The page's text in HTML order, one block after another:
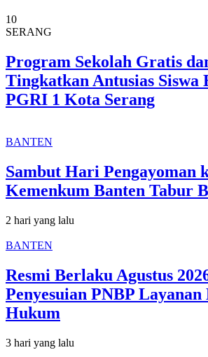
10
SERANG
Program Sekolah Gratis
Tingkatkan Antusias Siswa
PGRI 1 Kota Serang
BANTEN
Sambut Hari Pengayoman
Kemenkum Banten Tabur
2 hari yang lalu
BANTEN
Resmi Berlaku Agustus
Penyesuian PNBP
Hukum
3 hari yang lalu